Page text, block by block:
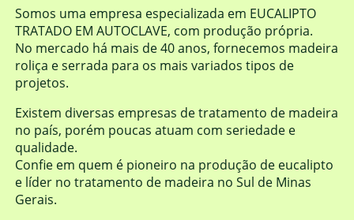
Somos uma empresa especializada em EUCALIPTO
TRATADO EM AUTOCLAVE, com produção própria.
No mercado há mais de 40 anos, fornecemos madeira
roliça e serrada para os mais variados tipos de
projetos.
Existem diversas empresas de tratamento de madeira
no país, porém poucas atuam com seriedade e
qualidade.
Confie em quem é pioneiro na produção de eucalipto
e líder no tratamento de madeira no Sul de Minas
Gerais.